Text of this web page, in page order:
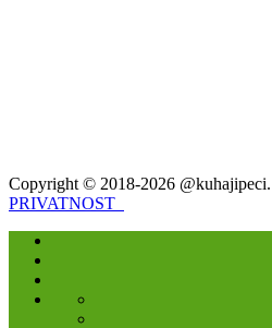
Copyright © 2018-2026 @kuhajipeci.
PRIVATNOST